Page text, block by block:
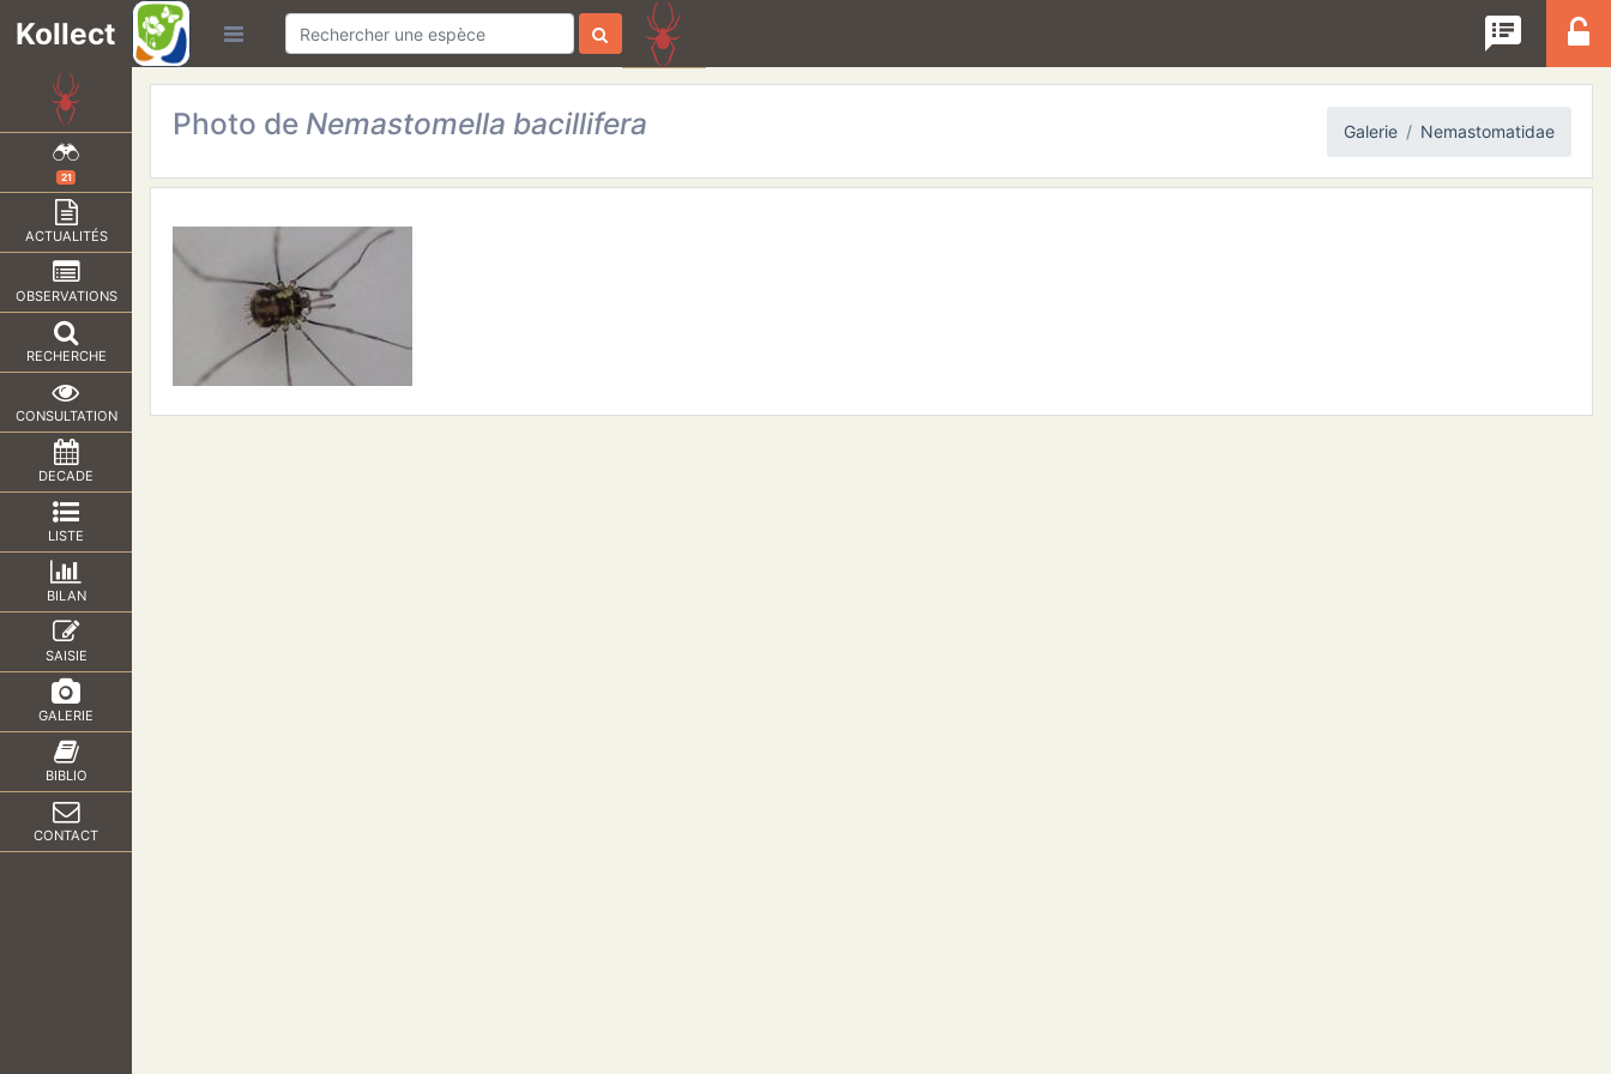
speaker_notes
Kollect
21
ACTUALITÉS
OBSERVATIONS
RECHERCHE
CONSULTATION
DECADE
LISTE
BILAN
SAISIE
GALERIE
BIBLIO
CONTACT
Photo de Nemastomella bacillifera Galerie Nemastomatidae